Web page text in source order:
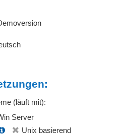
(läuft mit):
Server
Unix basierend